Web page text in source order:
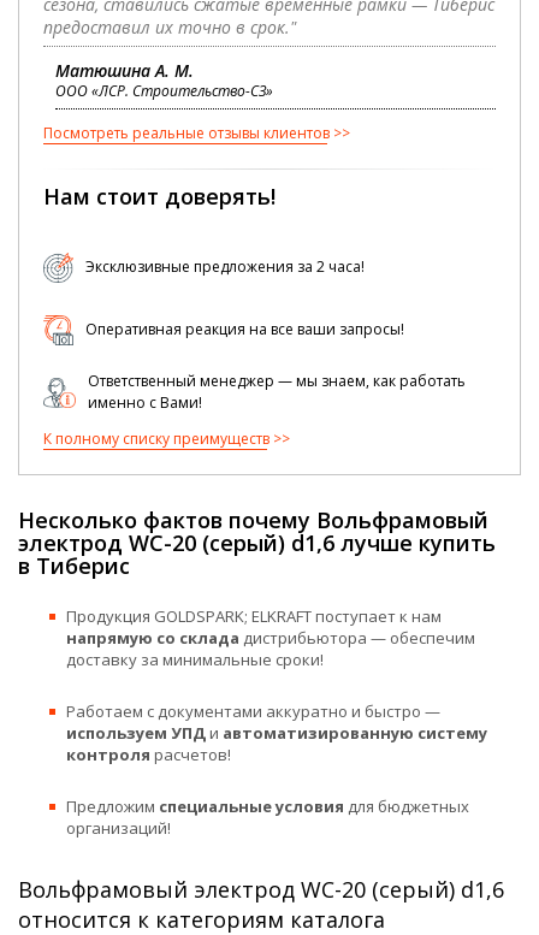
предоставил их точно в срок."
Матюшина А. М.
ООО «ЛСР. Строительство-СЗ»
Посмотреть реальные отзывы клиентов
Нам стоит доверять!
Эксклюзивные предложения за 2 часа!
Оперативная реакция на все ваши запросы!
Ответственный менеджер — мы знаем, как работать
именно с Вами!
К полному списку преимуществ
Несколько фактов почему Вольфрамовый
электрод WC-20 (серый) d1,6 лучше купить
в Тиберис
Продукция GOLDSPARK; ELKRAFT поступает к нам
напрямую со склада дистрибьютора — обеспечим
доставку за минимальные сроки!
Работаем с документами аккуратно и быстро —
используем УПДи автоматизированную систему
контроля расчетов!
Предложим специальные условия для бюджетных
организаций!
Вольфрамовый электрод WC-20 (серый) d1,6
относится к категориям каталога